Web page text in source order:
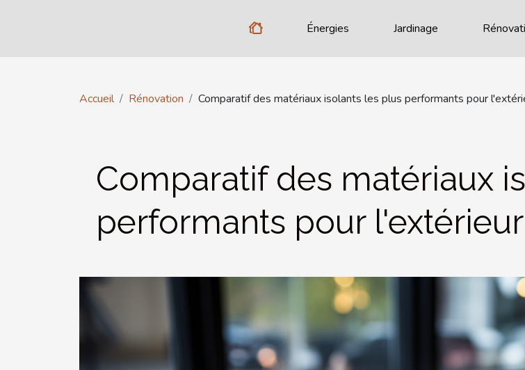
Énergies Jardinage
Accueil Rénovation Comparatif des matériaux isolants les plus performants pour
Comparatif des matériaux
performants pour l'extérieur